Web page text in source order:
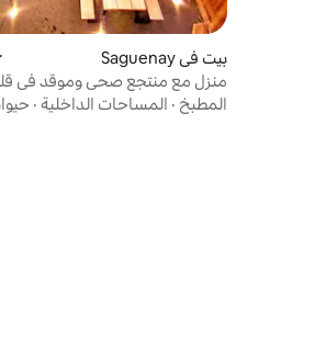
بيت في Saguenay
منزل مع منتجع صحي وموقد في
المدينة!
المطبخ · المساحات الداخلية ·